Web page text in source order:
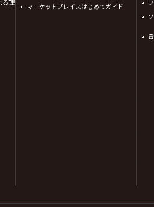
る理
マーケットプレイスはじめてガイド